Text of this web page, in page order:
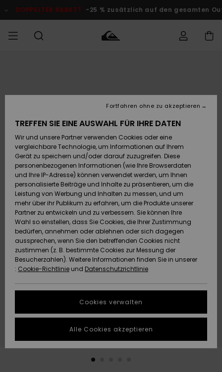
Produktinformation
DOPPELTER RABATT -25 % zusätzlich auf den gesamten
Accessoires
Schuhe&
Flip-Flops
Surf
Snow
Brandneu
Highlights
JUNGEN
Accessoires
Schuhe&
Flip-Flops
Surf
Snow
Brandneu
Highlights
FRAUEN
Brandneu
Highlights
Snow
SURF
Kinder
Highlights
Community
SNOW
Kinder
Snow Shop
Damen
Highlights
Community
DOPPELTER
RABATT
KINDER
Outlet
Frauen
HILFE & KONTAKT
Versand
Retouren
Bezahlung
Geschenkkarte
Quiksilver
Freedom
Datenschutz
Starten Sie eine
Unterhaltung,
schnellste
Antwort auf Ihre
Frage zu
erhalten.
NACHHALTIGKEIT
WUNSCHLISTE
TREFFEN SIE EINE AUSWAHL FÜR IHRE DATEN
Wir und unsere Partner verwenden Cookies oder eine
vergleichbare Technologie, um Informationen auf Ihrem
Gerät zu speichern und/oder darauf zuzugreifen. Diese
personenbezogenen Informationen (wie Ihre Browserdaten
und Ihre IP-Adresse) können verwendet werden, um Ihnen
personalisierte Beiträge und Inhalte zu präsentieren, um die
Leistung von Werbung und Inhalten zu messen, und um
mehr über ihr Publikum zu erfahren, um die Produkte unserer
Partner zu entwickeln und zu verbessern. Sie können Ihre
Wahl so einstellen, dass Sie Cookies, die Ihrer Zustimmung
bedürfen, annehmen oder ablehnen oder sich dagegen
aussprechen, wenn Sie den betreffenden Cookies nicht
zustimmen (z. B. bestimmte Cookies zur Messung der
Besucherzahlen). Weitere Informationen finden Sie in unserer
: Cookie-Richtlinie und Datenschutzrichtlinie
Cookies verwalten
Fortfahren ohne zu akzeptieren
Alle Cookies akzeptieren